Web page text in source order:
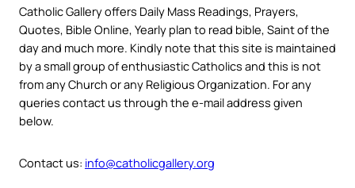
Catholic Gallery offers Daily Mass Readings, Prayers,
Quotes, Bible Online, Yearly plan to read bible, Saint of the
day and much more. Kindly note that this site is maintained
by a small group of enthusiastic Catholics and this is not
from any Church or any Religious Organization. For any
queries contact us through the e-mail address given
below.
Contact us: info@catholicgallery.org